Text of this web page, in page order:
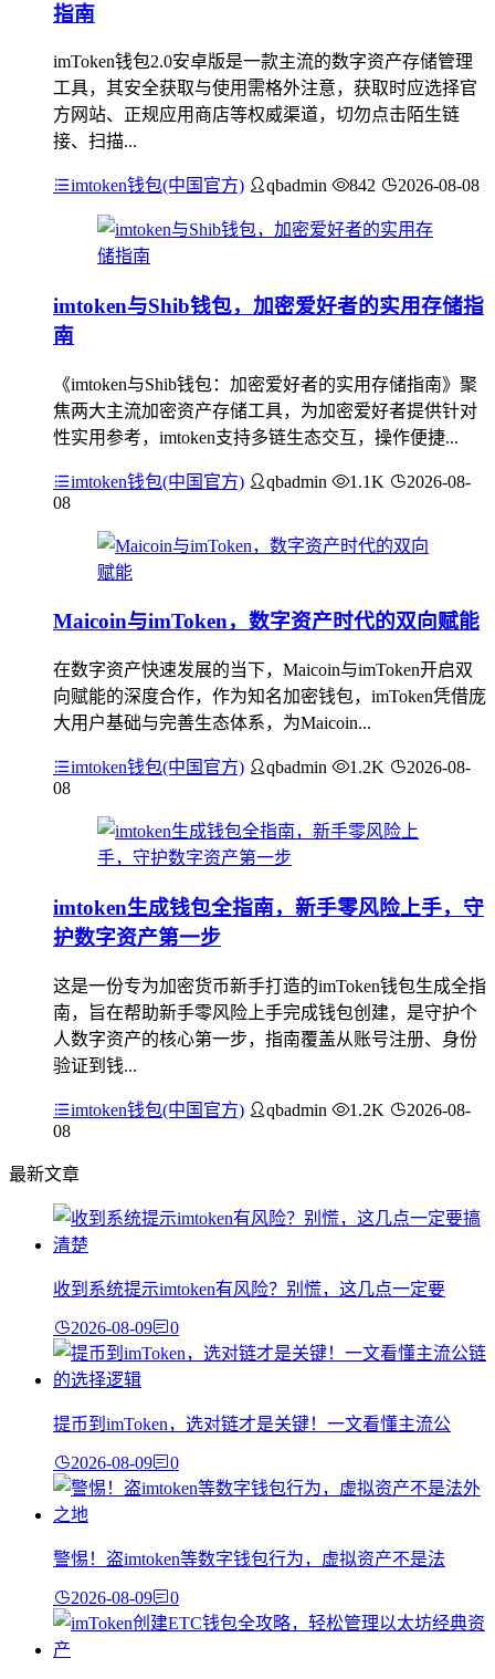
指南
imToken钱包2.0安卓版是一款主流的数字资产存储管理
工具，其安全获取与使用需格外注意，获取时应选择官
方网站、正规应用商店等权威渠道，切勿点击陌生链
接、扫描...
imtoken钱包(中国官方) qbadmin 842 2026-08-08
imtoken与Shib钱包，加密爱好者的实用存储指
南
《imtoken与Shib钱包：加密爱好者的实用存储指南》聚
焦两大主流加密资产存储工具，为加密爱好者提供针对
性实用参考，imtoken支持多链生态交互，操作便捷...
imtoken钱包(中国官方) qbadmin 1.1K
2026-08-
08
Maicoin与imToken，数字资产时代的双向赋能
在数字资产快速发展的当下，Maicoin与imToken开启双
向赋能的深度合作，作为知名加密钱包，imToken凭借庞
大用户基础与完善生态体系，为Maicoin...
imtoken钱包(中国官方) qbadmin 1.2K
2026-08-
08
imtoken生成钱包全指南，新手零风险上手，守
护数字资产第一步
这是一份专为加密货币新手打造的imToken钱包生成全指
南，旨在帮助新手零风险上手完成钱包创建，是守护个
人数字资产的核心第一步，指南覆盖从账号注册、身份
验证到钱...
imtoken钱包(中国官方) qbadmin 1.2K
2026-08-
08
最新文章
收到系统提示imtoken有风险？别慌，这几点一定要
2026-08-09 0
提币到imToken，选对链才是关键！一文看懂主流公
2026-08-09 0
警惕！盗imtoken等数字钱包行为，虚拟资产不是法
2026-08-09 0